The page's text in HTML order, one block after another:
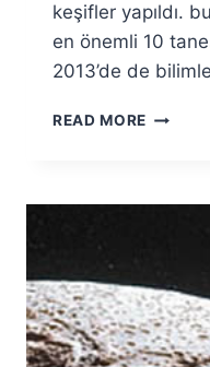
keşifler yapıldı.
en önemli 10
2013’de de
READ MORE 2012’DE